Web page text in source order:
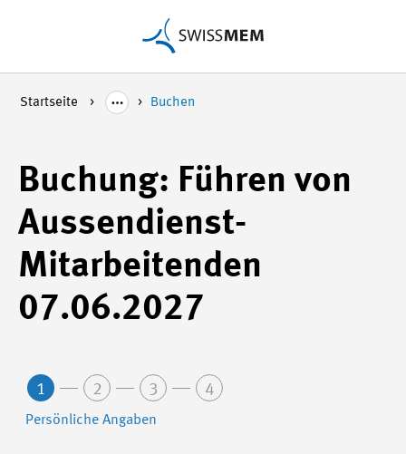
Startseite Buchen
Buchung: Führen von
Aussendienst-
Mitarbeitenden
07.06.2027
1 2 3 4
Persönliche Angaben